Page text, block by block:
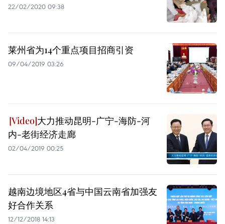
22/02/2020 09:38
莱州省为14个重点项目招商引资
09/04/2019 03:26
大力推动昆明-广宁-海防-河
内-老街经济走廊
02/04/2019 00:25
越南边境地区4省与中国云南省加强友
好合作关系
12/12/2018 14:13